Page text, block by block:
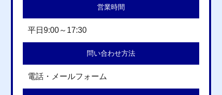
営業時間
平日9:00～17:30
問い合わせ方法
電話・メールフォーム